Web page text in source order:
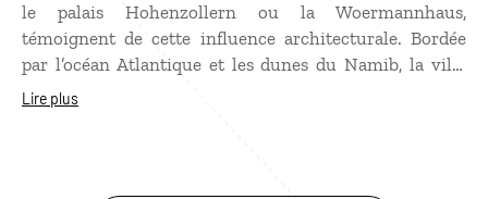
le palais Hohenzollern ou la Woermannhaus,
témoignent de cette influence architecturale. Bordée
par l’océan Atlantique et les dunes du Namib, la ville
sert de transition entre désert et mer. Avec son climat
supérieure à 15 °C, réserve la baignade aux plus
Lire plus